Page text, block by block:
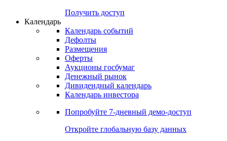
Получить доступ
Календарь
Календарь событий
Дефолты
Размещения
Оферты
Аукционы госбумаг
Денежный рынок
Дивидендный календарь
Календарь инвестора
Попробуйте 7-дневный демо-доступ
Откройте глобальную базу данных